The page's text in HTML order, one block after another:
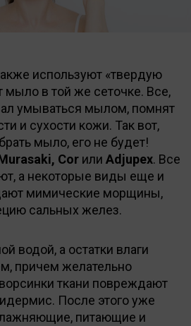
используют «твердую
мыло в той же сеточке. Все,
умываться мылом, помнят
и сухости кожи. Так вот,
мыло, его не будет!
Cor или Adjupex. Все
а некоторые виды еще и
мимические морщины,
сальных желез.
водой, а остатки влаги
причем желательно
ткани повреждают
После этого уже
питающие и